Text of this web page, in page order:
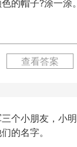
的帽子?涂一涂。
查看答案
个小朋友，小
的名字。